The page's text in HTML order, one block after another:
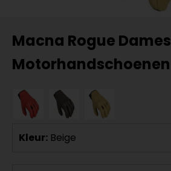
Macna Rogue Dames
Motorhandschoenen
Kleur: Beige